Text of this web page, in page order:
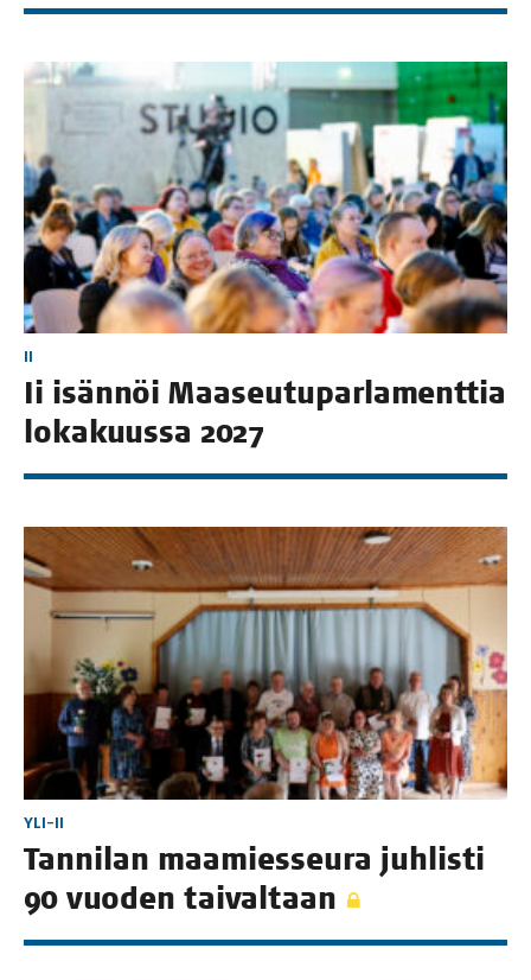
II
Ii isän­nöi Maa­seu­tu­par­la­ment­tia
loka­kuus­sa 2027
YLI-II
Tan­ni­lan maa­mies­seu­ra juh­lis­ti
90 vuo­den taivaltaan